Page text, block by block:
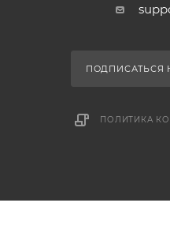
ПОДПИСАТЬСЯ
ПОЛИТИКА